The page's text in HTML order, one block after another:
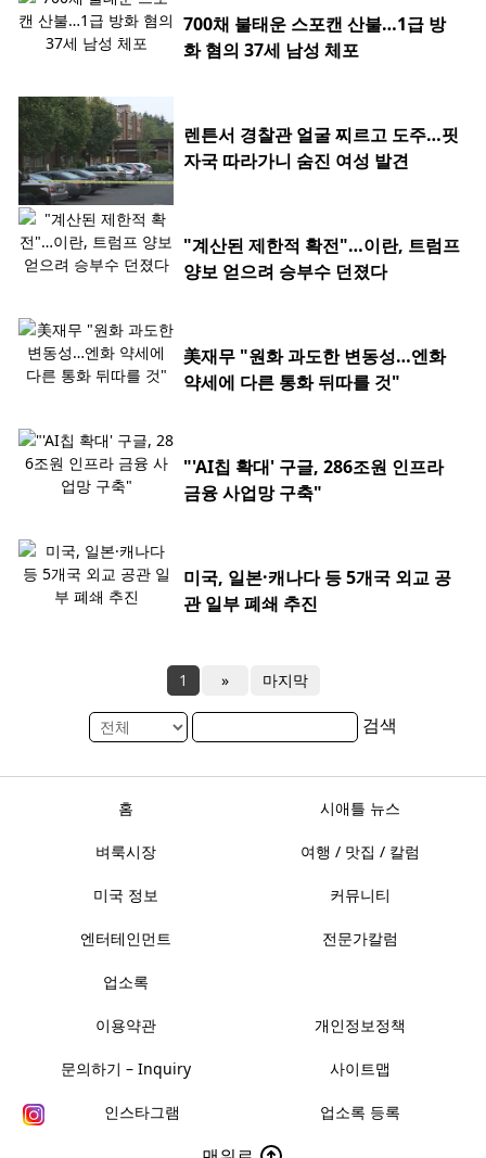
700채 불태운 스포캔 산불…1급 방
화 혐의 37세 남성 체포
렌튼서 경찰관 얼굴 찌르고 도주…핏
자국 따라가니 숨진 여성 발견
"계산된 제한적 확전"…이란, 트럼프
양보 얻으려 승부수 던졌다
美재무 "원화 과도한 변동성…엔화
약세에 다른 통화 뒤따를 것"
"'AI칩 확대' 구글, 286조원 인프라
금융 사업망 구축"
미국, 일본·캐나다 등 5개국 외교 공
관 일부 폐쇄 추진
1 » 마지막
검색
홈 시애틀 뉴스
벼룩시장 여행 / 맛집 / 칼럼
미국 정보 커뮤니티
엔터테인먼트 전문가칼럼
업소록
이용약관 개인정보정책
문의하기 – Inquiry 사이트맵
인스타그램 업소록 등록